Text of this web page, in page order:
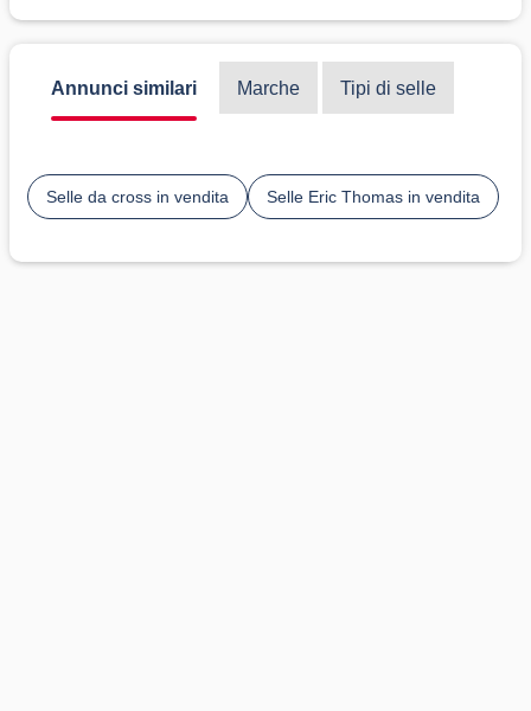
Annunci similari Marche Tipi di selle
Selle da cross in vendita Selle Eric Thomas in vendita